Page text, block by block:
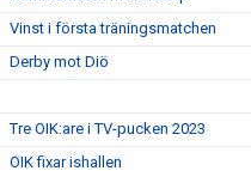
Vinst i första träningsmatchen
Derby mot Diö
Tre OIK:are i TV-pucken 2023
OIK fixar ishallen